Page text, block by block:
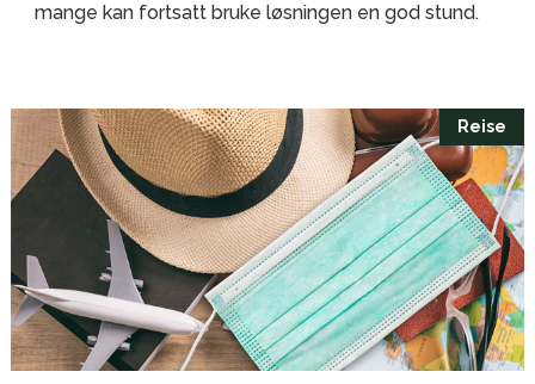
mange kan fortsatt bruke løsningen en god stund.
Reise